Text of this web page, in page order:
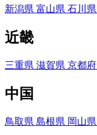
新潟県 富山県 石川県
近畿
三重県 滋賀県 京都府
中国
鳥取県 島根県 岡山県